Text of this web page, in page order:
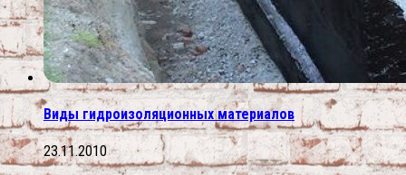
Виды гидроизоляционных материалов
23.11.2010